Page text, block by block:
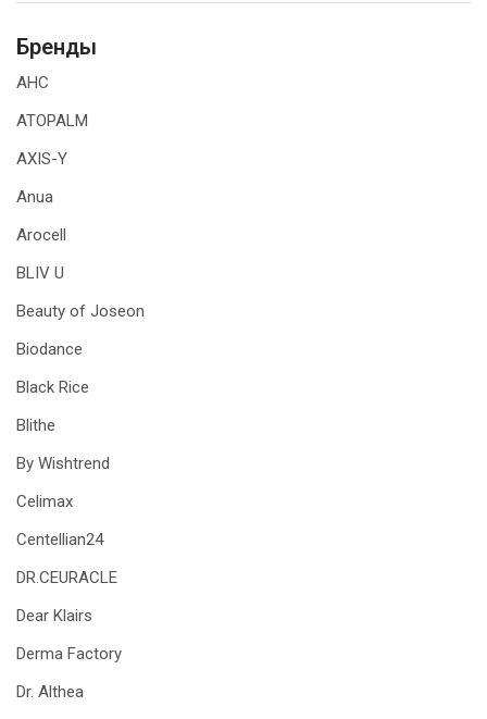
Бренды
AHC
ATOPALM
AXIS-Y
Anua
Arocell
BLIV U
Beauty of Joseon
Biodance
Black Rice
Blithe
By Wishtrend
Celimax
Centellian24
DR.CEURACLE
Dear Klairs
Derma Factory
Dr. Althea